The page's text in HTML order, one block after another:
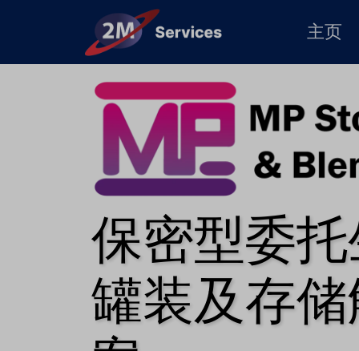
主页
保密型委
罐装及存